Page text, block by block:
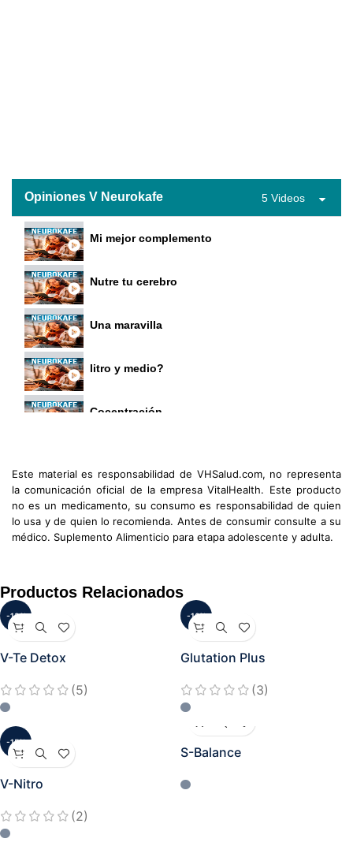
Opiniones V Neurokafe 5 Videos
Mi mejor complemento
Nutre tu cerebro
Una maravilla
litro y medio?
Cocentración
Este material es responsabilidad de VHSalud.com, no representa
la comunicación oficial de la empresa VitalHealth. Este producto
no es un medicamento, su consumo es responsabilidad de quien
lo usa y de quien lo recomienda. Antes de consumir consulte a su
médico. Suplemento Alimenticio para etapa adolescente y adulta.
Productos Relacionados
-13%
V-Te Detox
(5)
-16%
Glutation Plus
(3)
-15%
V-Nitro
(2)
S-Balance